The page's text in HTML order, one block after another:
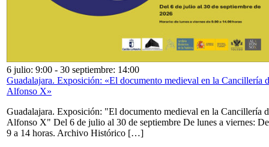
6 julio: 9:00 - 30 septiembre: 14:00
Guadalajara. Exposición: «El documento medieval en la Cancillería
Alfonso X»
Guadalajara. Exposición: "El documento medieval en la Cancillería
Alfonso X" Del 6 de julio al 30 de septiembre De lunes a viernes: De
9 a 14 horas. Archivo Histórico […]